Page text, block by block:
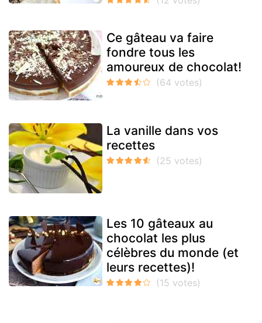
Ce gâteau va faire
fondre tous les
amoureux de chocolat!
La vanille dans vos
recettes
Les 10 gâteaux au
chocolat les plus
célèbres du monde (et
leurs recettes)!